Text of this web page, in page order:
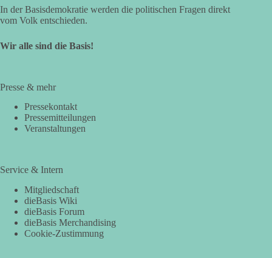
In der Basisdemokratie werden die politischen Fragen direkt
vom Volk entschieden.
Wir alle sind die Basis!
Presse & mehr
Pressekontakt
Pressemitteilungen
Veranstaltungen
Service & Intern
Mitgliedschaft
dieBasis Wiki
dieBasis Forum
dieBasis Merchandising
Cookie-Zustimmung